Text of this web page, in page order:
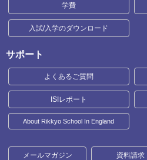
学費
入試/入学のダウンロード
サポート
よくあるご質問
ISIレポート
About Rikkyo School In England
メールマガジン 資料請求